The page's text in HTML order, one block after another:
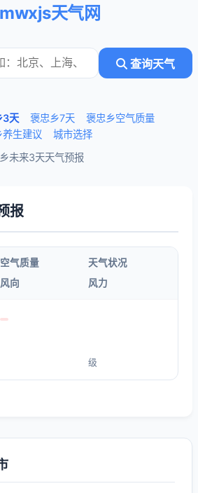
mwxjs天气网
查询天气
3天 褒忠乡7天
褒忠乡空气质量
养生建议
城市选择
未来3天天气预报
报
空气质量
天气状况
风向 风力
级